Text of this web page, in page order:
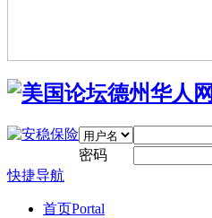
密码
快捷导航
首页Portal